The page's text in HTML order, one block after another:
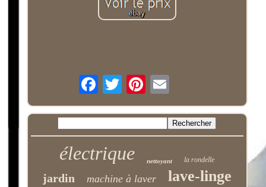
électrique nettoyant la rondelle
jardin machine à laver lave-linge